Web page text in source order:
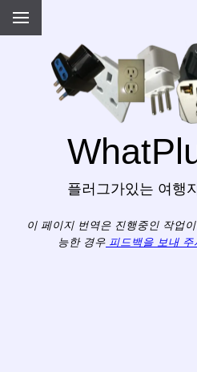
플러그가있는 여행
이 페이지 번역은 진행중인 작업
능한 경우 피드백을 보내